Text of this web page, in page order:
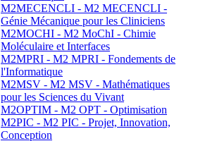
M2MECENCLI - M2 MECENCLI -
Génie Mécanique pour les Cliniciens
M2MOCHI - M2 MoChI - Chimie
Moléculaire et Interfaces
M2MPRI - M2 MPRI - Fondements de
l'Informatique
M2MSV - M2 MSV - Mathématiques
pour les Sciences du Vivant
M2OPTIM - M2 OPT - Optimisation
M2PIC - M2 PIC - Projet, Innovation,
Conception